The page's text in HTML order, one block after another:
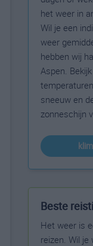
het weer in
Wil je een
weer
hebben wij
Aspen.
sneeuw en
zonneschijn
Beste
Het weer is
reizen. Wil